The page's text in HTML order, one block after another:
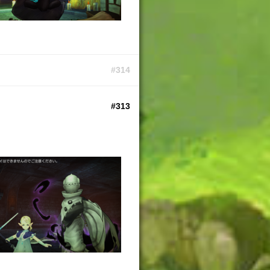
#314
#313